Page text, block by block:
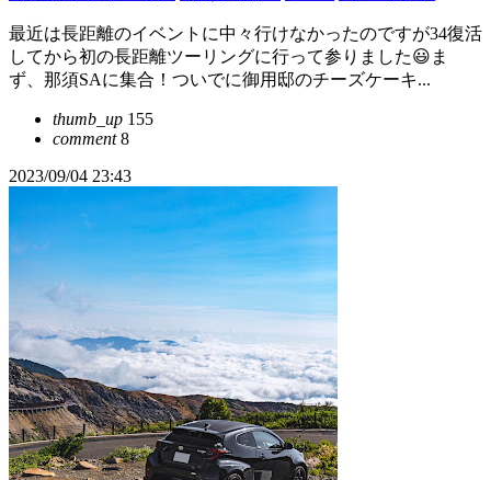
最近は長距離のイベントに中々行けなかったのですが34復活
してから初の長距離ツーリングに行って参りました😃ま
ず、那須SAに集合！ついでに御用邸のチーズケーキ...
thumb_up 155
comment8
2023/09/04 23:43